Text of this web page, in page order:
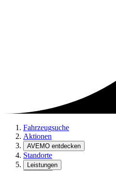
Fahrzeugsuche
Aktionen
AVEMO entdecken
Standorte
Leistungen